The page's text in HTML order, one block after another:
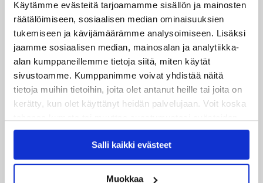
Käytämme evästeitä tarjoamamme sisällön ja mainosten
räätälöimiseen, sosiaalisen median ominaisuuksien
tukemiseen ja kävijämäärämme analysoimiseen. Lisäksi
jaamme sosiaalisen median, mainosalan ja analytiikka-
alan kumppaneillemme tietoja siitä, miten käytät
sivustoamme. Kumppanimme voivat yhdistää näitä
tietoja muihin tietoihin, joita olet antanut heille tai joita on
kerätty, kun olet käyttänyt heidän palvelujaan. Voit koska
käytöstäEvästeet-sivultamme.
Salli kaikki evästeet
Muokkaa
Turnausraportti: JYP juhlii seurahistorian ensimmäistä
Tampere Cupin voittoa!
06.08.2026
JYPin kausi käyntiin Tampere Cupista!
05.08.2026
JYPin kapteenisto Liiga-kauteen 2026–2027 on nimetty
Joukkueen yhteisharjoitukset ovat alkaneet – ensimmäinen
mittari luvassa jo heti viikonloppuna Tampere Cupissa!